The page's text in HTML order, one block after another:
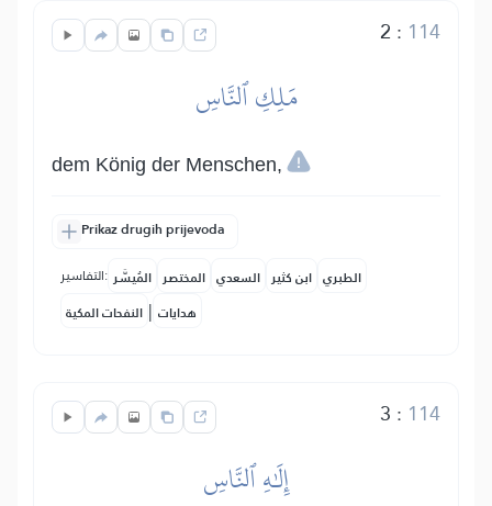
2 : 114
مَلِكِ ٱلنَّاسِ
dem König der Menschen,
Prikaz drugih prijevoda
التفاسير: المُيسَّر المختصر السعدي ابن كثير الطبري
النفحات المكية | هدايات
3 : 114
إِلَٰهِ ٱلنَّاسِ